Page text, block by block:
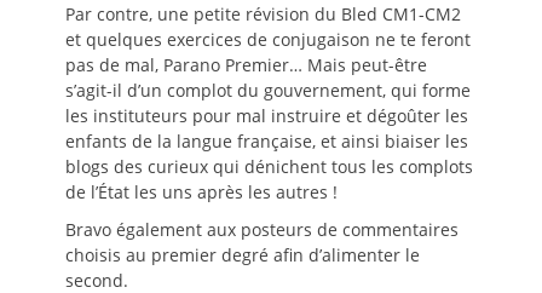
Par contre, une petite révision du Bled CM1-CM2
et quelques exercices de conjugaison ne te feront
pas de mal, Parano Premier… Mais peut-être
s’agit-il d’un complot du gouvernement, qui forme
les instituteurs pour mal instruire et dégoûter les
enfants de la langue française, et ainsi biaiser les
blogs des curieux qui dénichent tous les complots
de l’État les uns après les autres !
Bravo également aux posteurs de commentaires
choisis au premier degré afin d’alimenter le
second.